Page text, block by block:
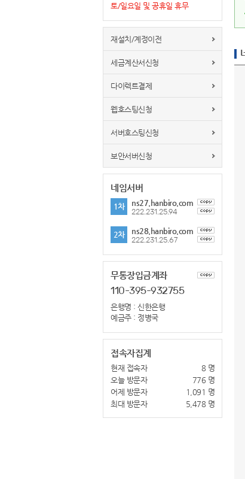
토/일요일 및 공휴일 휴무
재설치/계정이전
세금계산서신청
다이렉트결제
웹호스팅신청
서버호스팅신청
보안서버신청
네임서버
1차
ns27.hanbiro.com
222.231.25.94
2차
ns28.hanbiro.com
222.231.25.67
무통장입금계좌
110-395-932755
은행명 : 신한은행
예금주 : 정병국
접속자집계
현재 접속자
8 명
오늘 방문자
776 명
어제 방문자
1,091 명
최대 방문자
5,478 명